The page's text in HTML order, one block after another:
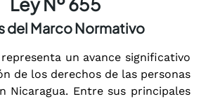
del Marco Normativo
representa un avance significativo
de los derechos de las personas
Nicaragua. Entre sus principales